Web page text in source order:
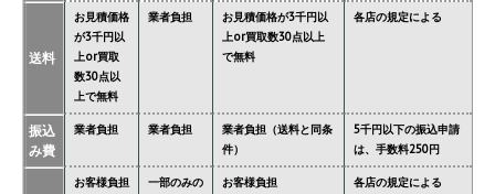
送料
お見積価格
が3千円以
上or買取
数30点以
上で無料
業者負担
お見積価格が3千円以
上or買取数30点以上
で無料
各店の規定による
振込
み費
業者負担 業者負担
業者負担（送料と同条
件）
5千円以下の振込申請
は、手数料250円
お客様負担
一部のみの
お客様負担 各店の規定による